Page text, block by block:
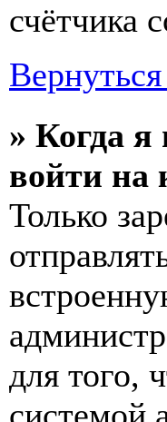
счётчика
» Когда
войти на
Только
для того,